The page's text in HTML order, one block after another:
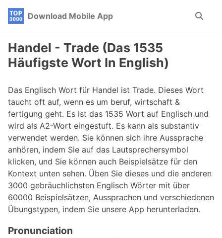
Skip
navigation
Skip
Skip
Download Mobile App
Toggle
Handel - Trade (Das 1535
Häufigste Wort In English)
Das Englisch Wort für Handel ist Trade. Dieses Wort
taucht oft auf, wenn es um beruf, wirtschaft &
fertigung geht. Es ist das 1535 Wort auf Englisch und
wird als A2-Wort eingestuft. Es kann als substantiv
verwendet werden. Sie können sich ihre Aussprache
anhören, indem Sie auf das Lautsprechersymbol
klicken, und Sie können auch Beispielsätze für den
Kontext unten sehen. Üben Sie dieses und die anderen
3000 gebräuchlichsten Englisch Wörter mit über
60000 Beispielsätzen, Aussprachen und verschiedenen
Übungstypen, indem Sie unsere App herunterladen.
Pronunciation